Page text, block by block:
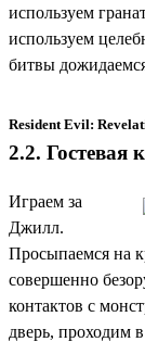
используем
используем
битвы
Resident Evil:
2.2. Гостевая
Играем за
Джилл.
Просыпаемся на
совершенно
контактов с
дверь, проходим